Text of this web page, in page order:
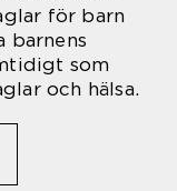
för barn
som
och hälsa.